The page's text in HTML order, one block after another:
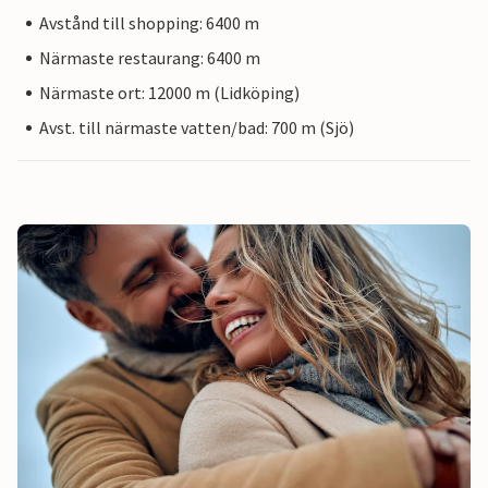
Avstånd till shopping: 6400 m
Närmaste restaurang: 6400 m
Närmaste ort: 12000 m (Lidköping)
Avst. till närmaste vatten/bad: 700 m (Sjö)